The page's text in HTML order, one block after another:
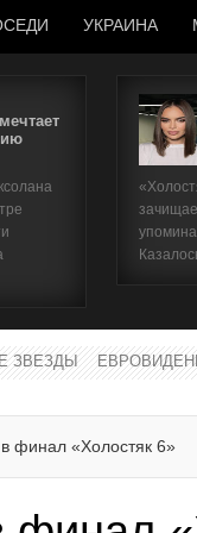
УКРАИНА
ЗВЕЗДЫ
финал «Холостяк 6»